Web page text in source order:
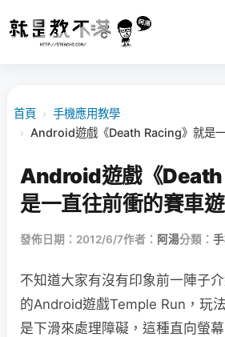
首頁 › 手機應用教學
› Android遊戲《Death Racing》就是
Android遊戲《
是一直往前衝的賽車
發佈日期：2012/6/7作者： 阿湯分類：
不知道大家有沒有印象前一陣子
的Android遊戲Temple Run，玩
是下滑來處理障礙，這種直向螢